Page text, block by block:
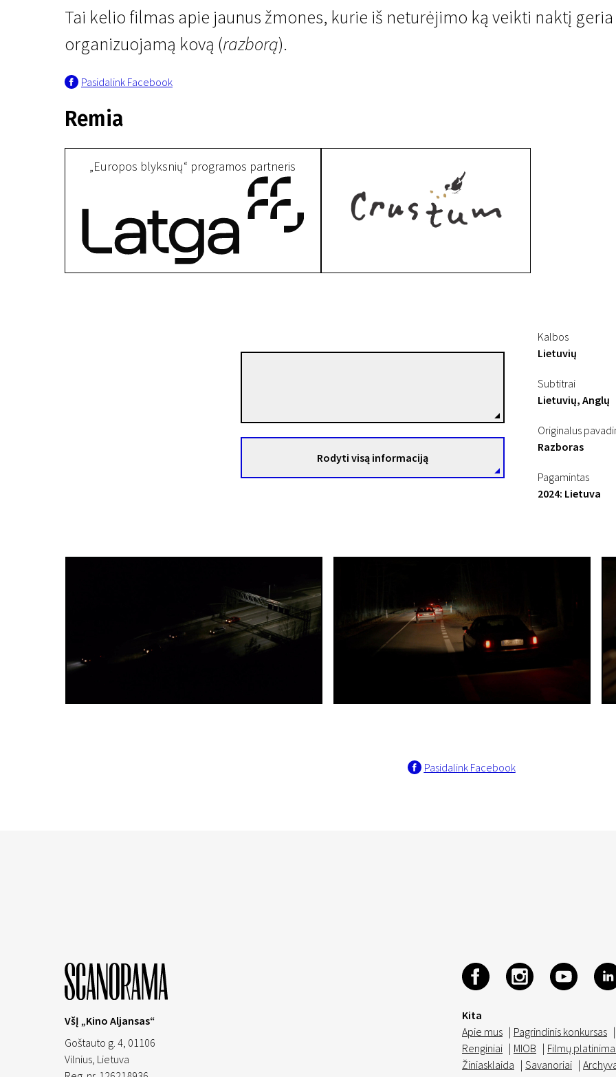
Tai kelio filmas apie jaunus žmones, kurie iš neturėjimo ką veikti naktį
organizuojamą kovą (razborą).
Pasidalink Facebook
Remia
„Europos blyksnių“ programos partneris
Rodyti visą informaciją
Kalbos
Lietuvių
Subtitrai
Lietuvių, Anglų
Originalus
Razboras
Pagamintas
2024: Lietuva
Pasidalink Facebook
Kita
Apie mus | Pagrindinis konkursas |
Renginiai | MIOB | Filmų
Žiniasklaida | Savanoriai |
VšĮ „Kino Aljansas“
Goštauto g. 4, 01106
Vilnius, Lietuva